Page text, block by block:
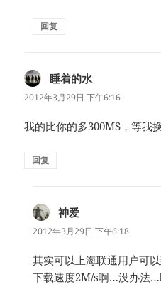
回复
睡着的水
道：
2012年3月29日 下午6:16
我的比你的多300MS，等我
回复
神爱
道：
2012年3月29日 下午6:18
其实可以上海联通用户可
下载速度2M/s啊…没办法